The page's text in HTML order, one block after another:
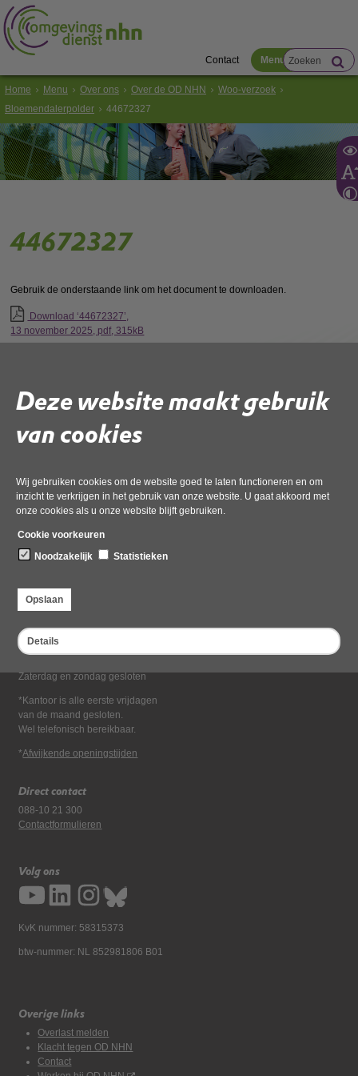
Deze website maakt gebruik
van cookies
Wij gebruiken cookies om de website goed te laten functioneren en om
inzicht te verkrijgen in het gebruik van onze website. U gaat akkoord met
onze cookies als u onze website blijft gebruiken.
Cookie voorkeuren
Noodzakelijk
Statistieken
Opslaan
Details
Contact Menu
Home Menu Over ons Over de OD NHN
Woo-verzoek
Bloemendalerpolder
44672327
44672327
Gebruik de onderstaande link om het document te downloaden.
Download ‘44672327’,
13 november 2025, pdf, 315kB
Bezoekadres
Dampten 2, 1624 NR Hoorn
Postbus 2095, 1620 EB Hoorn
Openingstijden kantoor
Maandag tot en met vrijdag*
van 08:00 tot 16:30
Zaterdag en zondag gesloten
*Kantoor is alle eerste vrijdagen
van de maand gesloten.
Wel telefonisch bereikbaar.
*Afwijkende openingstijden
Direct contact
088-10 21 300
Contactformulieren
Volg ons
KvK nummer: 58315373
btw-nummer: NL 852981806 B01
Overige links
Overlast melden
Klacht tegen OD NHN
Contact